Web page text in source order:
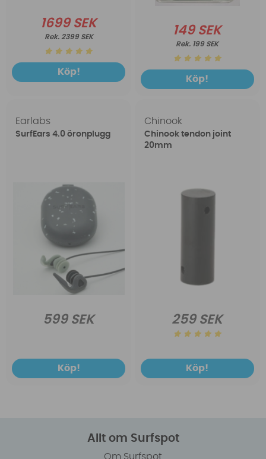
1699 SEK
2399 SEK
Köp!
149 SEK
199 SEK
Köp!
Earlabs
SurfEars 4.0 öronplugg
599 SEK
Köp!
Chinook
Chinook tendon joint
20mm
259 SEK
Köp!
Allt om Surfspot
Om Surfspot